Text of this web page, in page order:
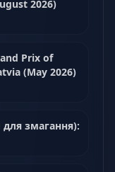
2026)
Prix of
(May 2026)
змагання):